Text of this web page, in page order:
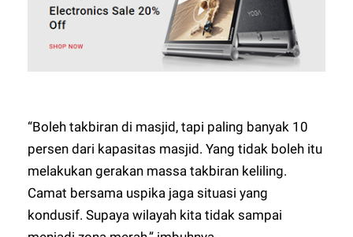
“Boleh takbiran di masjid, tapi paling banyak 10
persen dari kapasitas masjid. Yang tidak boleh itu
melakukan gerakan massa takbiran keliling.
Camat bersama uspika jaga situasi yang
kondusif. Supaya wilayah kita tidak sampai